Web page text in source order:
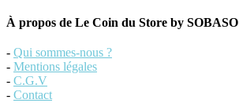
À propos de Le Coin du Store by SOBASO
- Qui sommes-nous ?
- Mentions légales
- C.G.V
- Contact